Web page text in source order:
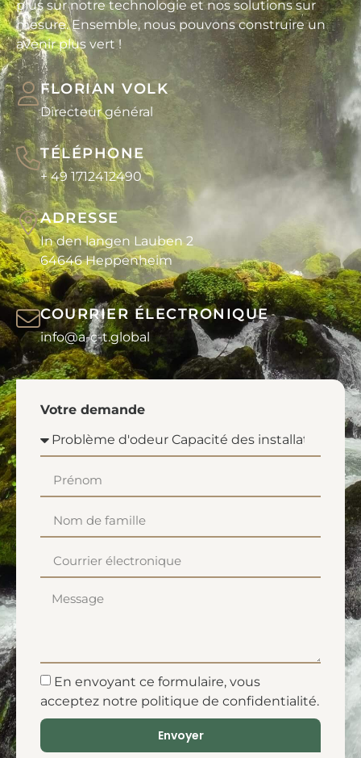
plus sur notre technologie et nos solutions sur
mesure. Ensemble, nous pouvons construire un
avenir plus vert !
FLORIAN VOLK
Directeur général
TÉLÉPHONE
+ 49 1712412490
ADRESSE
In den langen Lauben 2
64646 Heppenheim
COURRIER ÉLECTRONIQUE
info@a-c-t.global
Votre demande
En envoyant ce formulaire, vous
acceptez notre politique de confidentialité.
Envoyer